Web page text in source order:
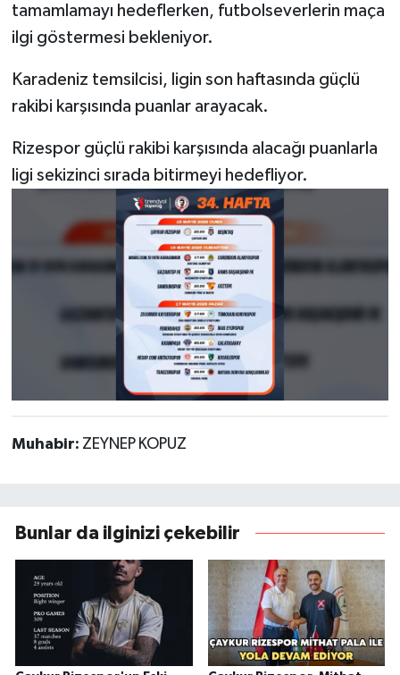
tamamlamayı hedeflerken, futbolseverlerin maça
ilgi göstermesi bekleniyor.
Karadeniz temsilcisi, ligin son haftasında güçlü
rakibi karşısında puanlar arayacak.
Rizespor güçlü rakibi karşısında alacağı puanlarla
ligi sekizinci sırada bitirmeyi hedefliyor.
Muhabir: ZEYNEP KOPUZ
Bunlar da ilginizi çekebilir